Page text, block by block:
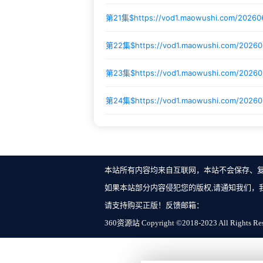
第21集$https://vod1.maowushi.com/
第22集$https://vod1.maowushi.com/
第23集$https://vod1.maowushi.com/
第24集$https://vod1.maowushi.com/
本站所有内容均来自互联网，本站不会保存、
如果本站部分内容侵犯您的版权,请通知我们
请支持购买正版！反馈邮箱：
360资源站 Copyright ©2018-2023 All Rights